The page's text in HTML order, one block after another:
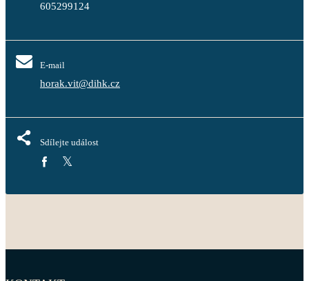
605299124
E-mail
horak.vit@dihk.cz
Sdílejte událost